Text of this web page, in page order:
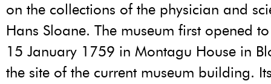
on the collections of the physician and
Hans Sloane. The museum first opened
15 January 1759 in Montagu House in
the site of the current museum building.